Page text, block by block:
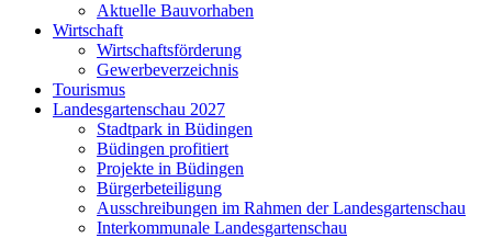
Aktuelle Bauvorhaben
Wirtschaft
Wirtschaftsförderung
Gewerbeverzeichnis
Tourismus
Landesgartenschau 2027
Stadtpark in Büdingen
Büdingen profitiert
Projekte in Büdingen
Bürgerbeteiligung
Ausschreibungen im Rahmen der Landesgartenschau
Interkommunale Landesgartenschau